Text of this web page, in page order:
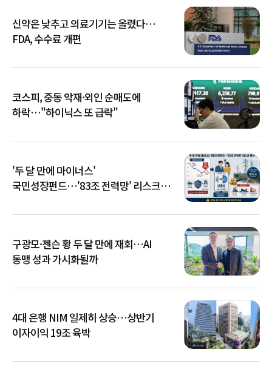
신약은 낮추고 의료기기는 올렸다…
FDA, 수수료 개편
코스피, 중동 악재·외인 순매도에
하락…"하이닉스 또 급락"
'두 달 만에 마이너스'
국민성장펀드…'83조 전력망' 리스크
구광모·젠슨 황 두 달 만에 재회…AI
동맹 성과 가시화될까
4대 은행 NIM 일제히 상승…상반기
이자이익 19조 육박